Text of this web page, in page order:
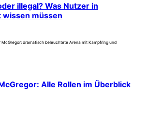
illegal? Was Nutzer in
wissen müssen
Alle Rollen im Überblick